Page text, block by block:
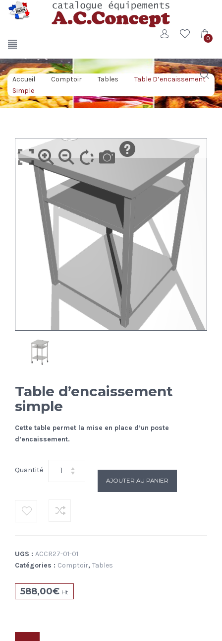
0
Accueil Comptoir Tables
Table D’encaissement
Simple
Table d’encaissement
simple
Cette table permet la mise en place d’un poste
d’encaissement.
Quantité
AJOUTER AU PANIER
UGS : ACCR27-01-01
Catégories : Comptoir, Tables
588,00€ Ht